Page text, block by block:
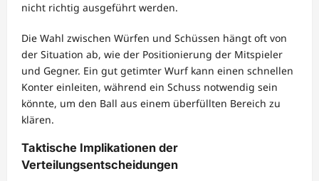
nicht richtig ausgeführt werden.
Die Wahl zwischen Würfen und Schüssen hängt oft von
der Situation ab, wie der Positionierung der Mitspieler
und Gegner. Ein gut getimter Wurf kann einen schnellen
Konter einleiten, während ein Schuss notwendig sein
könnte, um den Ball aus einem überfüllten Bereich zu
klären.
Taktische Implikationen der
Verteilungsentscheidungen